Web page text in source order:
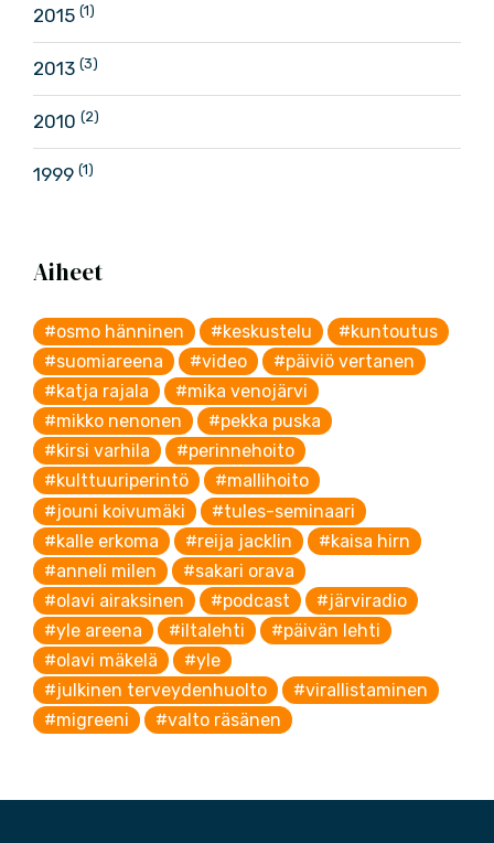
2015 (1)
2013 (3)
2010 (2)
1999 (1)
Aiheet
#osmo hänninen #keskustelu
#kuntoutus
#suomiareena
#video
#päiviö vertanen
#katja rajala
#mika venojärvi
#mikko nenonen
#pekka puska
#kirsi varhila
#perinnehoito
#kulttuuriperintö
#mallihoito
#jouni koivumäki
#tules-seminaari
#kalle erkoma
#reija jacklin
#kaisa hirn
#anneli milen
#sakari orava
#olavi airaksinen
#podcast
#järviradio
#yle areena
#iltalehti
#päivän lehti
#olavi mäkelä
#yle
#julkinen terveydenhuolto
#virallistaminen
#migreeni
#valto räsänen